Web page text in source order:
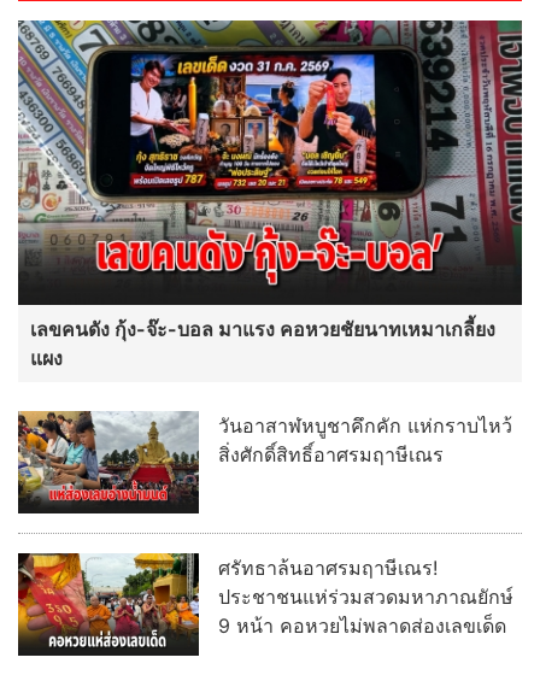
เลขคนดัง กุ้ง-จ๊ะ-บอล มาแรง คอหวยชัยนาทเหมาเกลี้ยง
แผง
วันอาสาฬหบูชาคึกคัก แห่กราบไหว้
สิ่งศักดิ์สิทธิ์อาศรมฤาษีเณร
ศรัทธาล้นอาศรมฤาษีเณร!
ประชาชนแห่ร่วมสวดมหาภาณยักษ์
9 หน้า คอหวยไม่พลาดส่องเลขเด็ด